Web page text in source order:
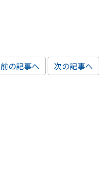
前の記事へ 次の記事へ